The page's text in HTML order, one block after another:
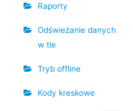
Raporty
Odświeżanie danych
w tle
Tryb offline
Kody kreskowe